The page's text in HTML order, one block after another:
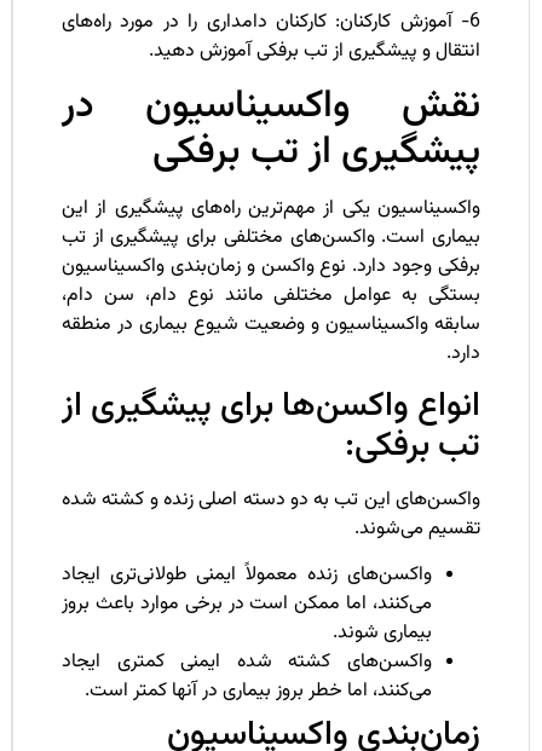
6- آموزش کارکنان: کارکنان دامداری را در مورد راه‌های
و پیشگیری از تب برفکی آموزش دهید.
واکسیناسیون در
از تب برفکی
یکی از مهم‌ترین راه‌های پیشگیری از این
است. واکسن‌های مختلفی برای پیشگیری از تب
وجود دارد. نوع واکسن و زمان‌بندی واکسیناسیون
به عوامل مختلفی مانند نوع دام، سن دام،
واکسیناسیون و وضعیت شیوع بیماری در منطقه
واکسن‌ها برای پیشگیری از
برفکی:
این تب به دو دسته اصلی زنده و کشته شده
می‌شوند.
واکسن‌های زنده معمولاً ایمنی طولانی‌تری ایجاد
می‌کنند، اما ممکن است در برخی موارد باعث بروز
بیماری شوند.
واکسن‌های کشته شده ایمنی کمتری ایجاد
می‌کنند، اما خطر بروز بیماری در آنها کمتر است.
واکسیناسیون